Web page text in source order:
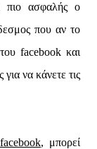
πιο ασφαλής ο
που αν το
facebook και
να κάνετε τις
, μπορεί